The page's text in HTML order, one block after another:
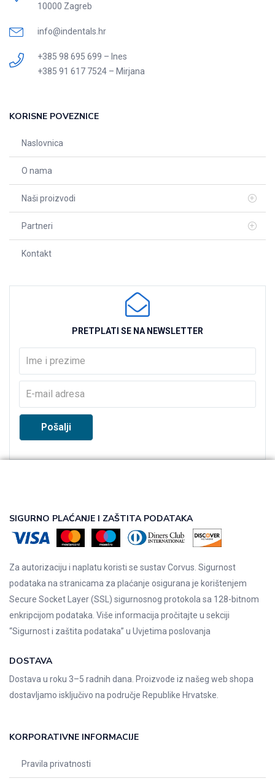
10000 Zagreb
info@indentals.hr
+385 98 695 699 – Ines
+385 91 617 7524 – Mirjana
KORISNE POVEZNICE
Naslovnica
O nama
Naši proizvodi
Partneri
Kontakt
PRETPLATI SE NA NEWSLETTER
SIGURNO PLAĆANJE I ZAŠTITA PODATAKA
Za autorizaciju i naplatu koristi se sustav Corvus. Sigurnost
podataka na stranicama za plaćanje osigurana je korištenjem
Secure Socket Layer (SSL) sigurnosnog protokola sa 128-bitnom
enkripcijom podataka. Više informacija pročitajte u sekciji
“Sigurnost i zaštita podataka” u Uvjetima poslovanja
DOSTAVA
Dostava u roku 3–5 radnih dana. Proizvode iz našeg web shopa
dostavljamo isključivo na područje Republike Hrvatske.
KORPORATIVNE INFORMACIJE
Pravila privatnosti